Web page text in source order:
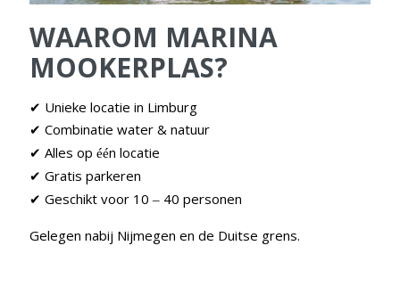
WAAROM MARINA
MOOKERPLAS?
✔ Unieke locatie in Limburg
✔ Combinatie water & natuur
✔ Alles op één locatie
✔ Gratis parkeren
✔ Geschikt voor 10 – 40 personen
Gelegen nabij Nijmegen en de Duitse grens.